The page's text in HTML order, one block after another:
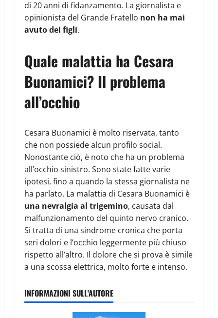
di 20 anni di fidanzamento. La giornalista e
opinionista del Grande Fratello non ha mai
avuto dei figli.
Quale malattia ha Cesara
Buonamici? Il problema
all’occhio
Cesara Buonamici è molto riservata, tanto
che non possiede alcun profilo social.
Nonostante ciò, è noto che ha un problema
all’occhio sinistro. Sono state fatte varie
ipotesi, fino a quando la stessa giornalista ne
ha parlato. La malattia di Cesara Buonamici è
una nevralgia al trigemino, causata dal
malfunzionamento del quinto nervo cranico.
Si tratta di una sindrome cronica che porta
seri dolori e l’occhio leggermente più chiuso
rispetto all’altro. Il dolore che si prova è simile
a una scossa elettrica, molto forte e intenso.
INFORMAZIONI SULL'AUTORE